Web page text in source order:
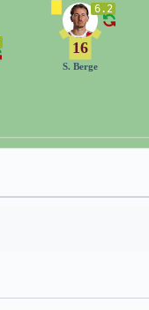
6.2
16
S. Berge